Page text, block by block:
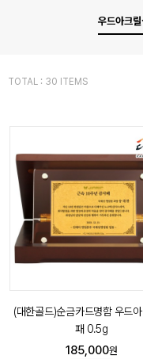
우드아크릴
TOTAL : 30 ITEMS
(대한골드)순금카드명함 우드
패 0.5g
185,000원